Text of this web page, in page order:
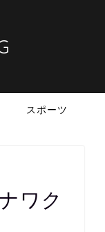
スポーツ
ワク